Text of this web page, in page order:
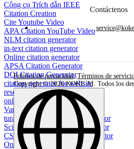
Công cụ Trích dẫn IEEE
Citation Creation
Cite Youtube Video
APA Citation YouTube Video
NLM citation generator
in-text citation generator
Online citation generator
APSA Citation Generator
DOI Citation Generator
citation generator for website
resource citation generator
online image citation generator
Vancouver citation generator
turabian footnote citation generator
Scientific citation format generator
CSE Name Year Citation Generator
Online PDF Citation Generator
Contáctenos
Política de privacidad,Términos de
Copyright © 2026 KOKE AI. Todos los